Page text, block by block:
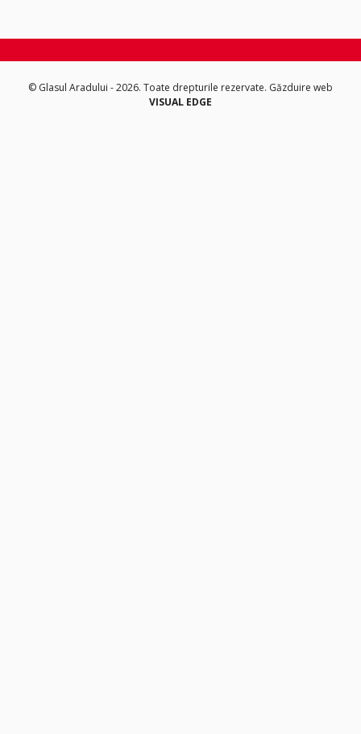
© Glasul Aradului - 2026. Toate drepturile rezervate. Găzduire web
VISUAL EDGE